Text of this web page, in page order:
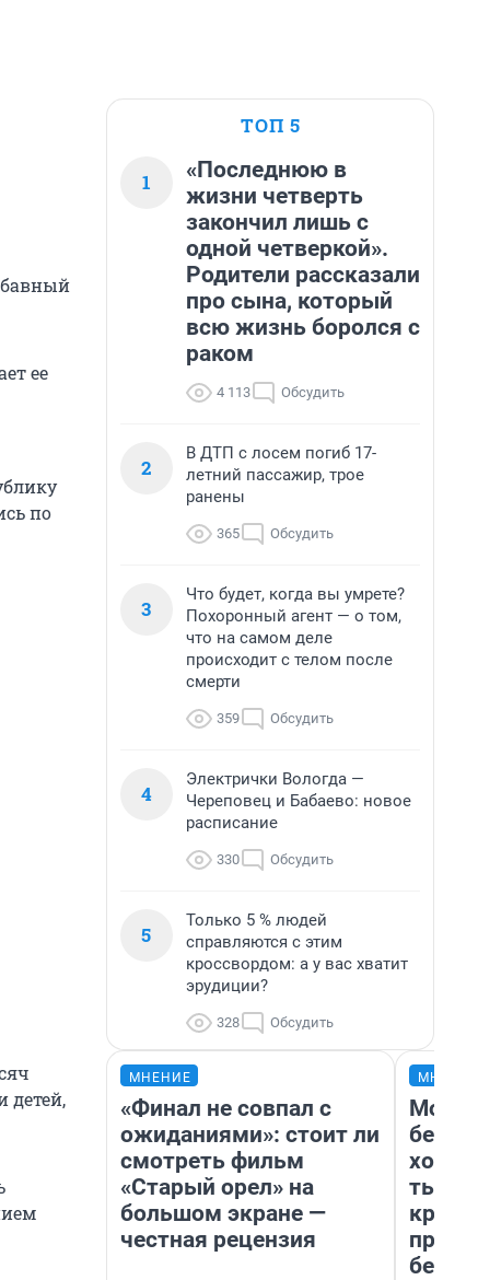
ее
по
детей,
ТОП 5
1
«Последнюю в
жизни четверть
закончил лишь с
одной четверкой».
Родители рассказали
про сына, который
всю жизнь боролся с
раком
4 113 Обсудить
2
В ДТП с лосем погиб 17-
летний пассажир, трое
ранены
365 Обсудить
3
Что будет, когда вы умрете?
Похоронный агент — о том,
что на самом деле
происходит с телом после
смерти
359 Обсудить
4
Электрички Вологда —
Череповец и Бабаево: новое
расписание
330 Обсудить
5
Только 5 % людей
справляются с этим
кроссвордом: а у вас хватит
эрудиции?
328 Обсудить
МНЕНИЕ
«Финал не совпал с
ожиданиями»: стоит ли
смотреть фильм
«Старый орел» на
большом экране —
честная рецензия
Мой